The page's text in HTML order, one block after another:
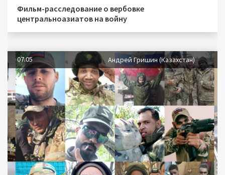
Фильм-расследование о вербовке
центральноазиатов на войну
07.05 Андрей Гришин (Казахстан)